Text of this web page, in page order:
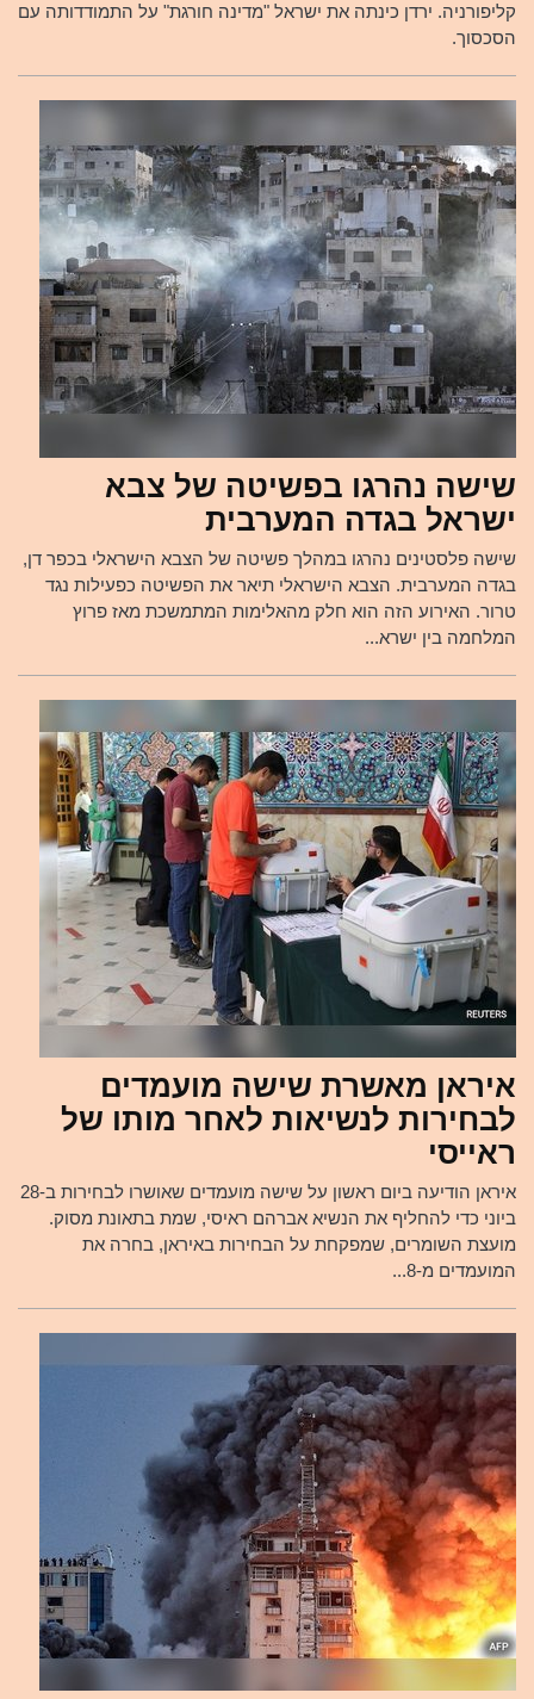
קליפורניה. ירדן כינתה את ישראל "מדינה חורגת" על התמודדותה עם
הסכסוך.
שישה נהרגו בפשיטה של צבא
ישראל בגדה המערבית
שישה פלסטינים נהרגו במהלך פשיטה של הצבא הישראלי בכפר דן,
בגדה המערבית. הצבא הישראלי תיאר את הפשיטה כפעילות נגד
טרור. האירוע הזה הוא חלק מהאלימות המתמשכת מאז פרוץ
המלחמה בין ישרא...
איראן מאשרת שישה מועמדים
לבחירות לנשיאות לאחר מותו של
ראייסי
איראן הודיעה ביום ראשון על שישה מועמדים שאושרו לבחירות ב-28
ביוני כדי להחליף את הנשיא אברהם ראיסי, שמת בתאונת מסוק.
מועצת השומרים, שמפקחת על הבחירות באיראן, בחרה את
המועמדים מ-8...